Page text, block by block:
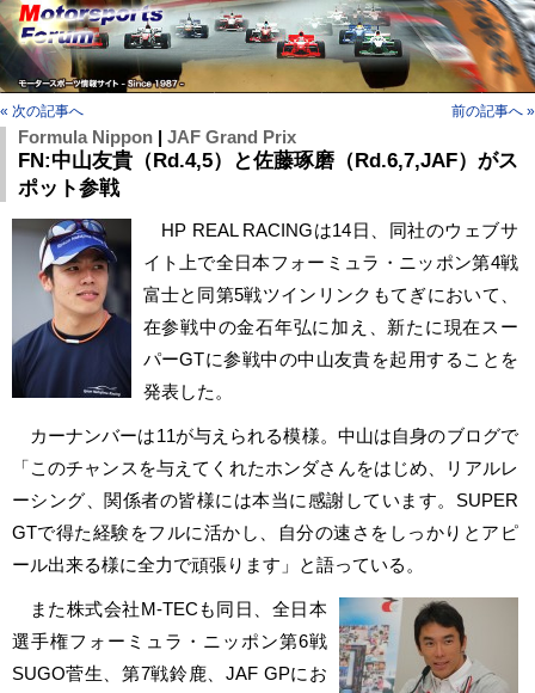
« 次の記事へ 前の記事へ »
Formula Nippon | JAF Grand Prix
FN:中山友貴（Rd.4,5）と佐藤琢磨（Rd.6,7,JAF）がス
ポット参戦
HP REAL RACINGは14日、同社のウェブサ
イト上で全日本フォーミュラ・ニッポン第4戦
富士と同第5戦ツインリンクもてぎにおいて、
在参戦中の金石年弘に加え、新たに現在スー
パーGTに参戦中の中山友貴を起用することを
発表した。
カーナンバーは11が与えられる模様。中山は自身のブログで
「このチャンスを与えてくれたホンダさんをはじめ、リアルレ
ーシング、関係者の皆様には本当に感謝しています。SUPER
GTで得た経験をフルに活かし、自分の速さをしっかりとアピ
ール出来る様に全力で頑張ります」と語っている。
また株式会社M-TECも同日、全日本
選手権フォーミュラ・ニッポン第6戦
SUGO菅生、第7戦鈴鹿、JAF GPにお